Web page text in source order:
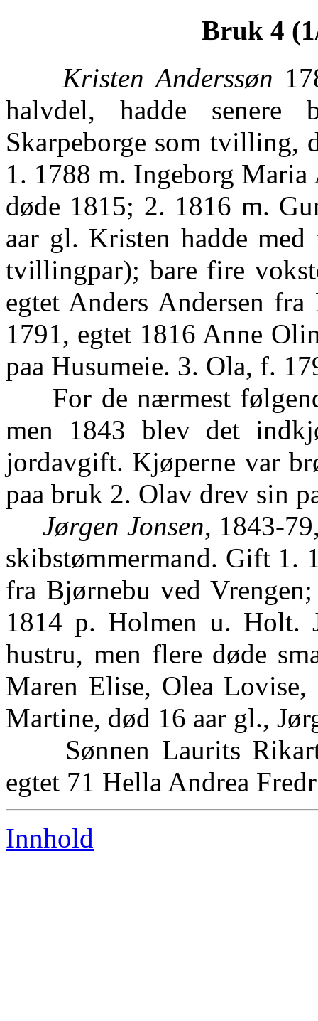
Bruk 4
Kristen Anderssøn
halvdel, hadde senere
Skarpeborge som tvilling,
1. 1788 m. Ingeborg Maria
døde 1815; 2. 1816 m.
aar gl. Kristen hadde
tvillingpar); bare fire
egtet Anders Andersen
1791, egtet 1816 Anne
paa Husumeie. 3. Ola, f.
For de nærmest
men 1843 blev det
jordavgift. Kjøperne var
paa bruk 2. Olav drev sin
Jørgen Jonsen, 1843-
skibstømmermand. Gift 1.
fra Bjørnebu ved
1814 p. Holmen u. Holt.
hustru, men flere døde
Maren Elise, Olea
Martine, død 16 aar gl.,
Sønnen Laurits Rikart
egtet 71 Hella Andrea
Innhold